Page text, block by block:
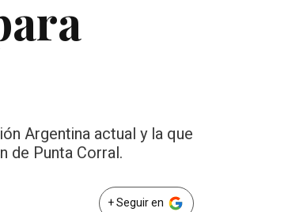
Argentina actual y la que
de Punta Corral.
+ Seguir en